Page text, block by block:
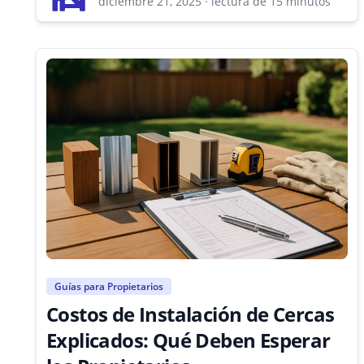
Guías para Propietarios
Costos de Instalación de Cercas
Explicados: Qué Deben Esperar